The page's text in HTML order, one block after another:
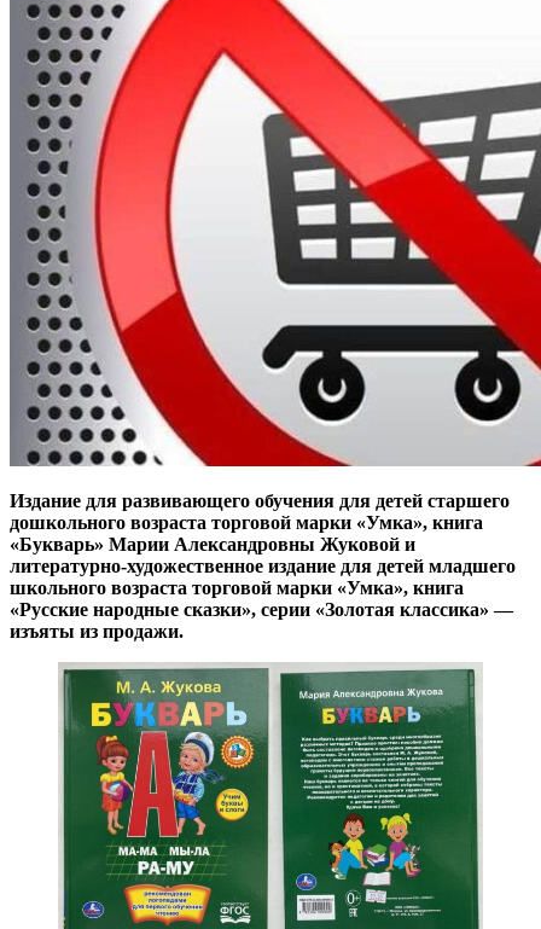
Издание для развивающего обучения для детей старшего
дошкольного возраста торговой марки «Умка», книга
«Букварь» Марии Александровны Жуковой и
литературно-художественное издание для детей младшего
школьного возраста торговой марки «Умка», книга
«Русские народные сказки», серии «Золотая классика» —
изъяты из продажи.